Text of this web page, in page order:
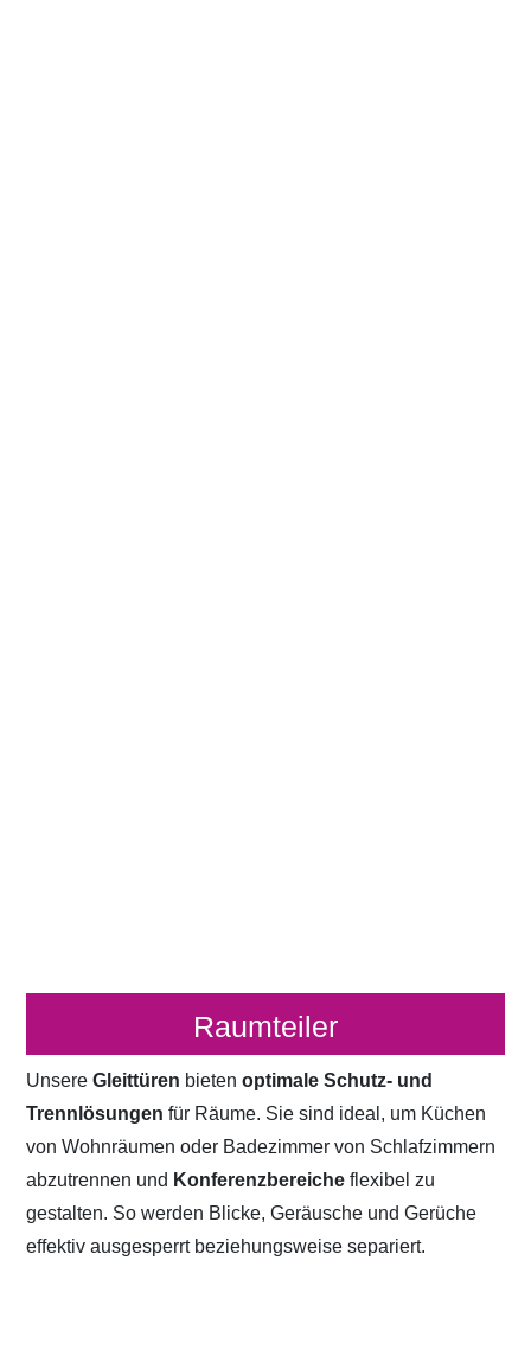
Raumteiler
UnsereGleittüren bietenoptimale Schutz- und
Trennlösungen für Räume. Sie sind ideal, um Küchen
von Wohnräumen oder Badezimmer von Schlafzimmern
abzutrennen und Konferenzbereicheflexibel zu
gestalten. So werden Blicke, Geräusche und Gerüche
effektiv ausgesperrt beziehungsweise separiert.